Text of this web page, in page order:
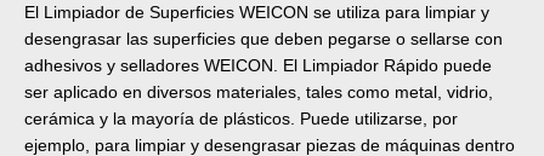
El Limpiador de Superficies WEICON se utiliza para limpiar y
desengrasar las superficies que deben pegarse o sellarse con
adhesivos y selladores WEICON. El Limpiador Rápido puede
ser aplicado en diversos materiales, tales como metal, vidrio,
cerámica y la mayoría de plásticos. Puede utilizarse, por
ejemplo, para limpiar y desengrasar piezas de máquinas dentro